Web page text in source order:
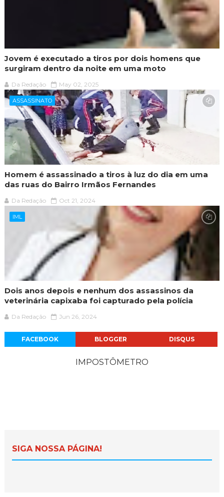
Jovem é executado a tiros por dois homens que
surgiram dentro da noite em uma moto
Da Redação May 02, 2025
ASSASSINATO
Homem é assassinado a tiros à luz do dia em uma
das ruas do Bairro Irmãos Fernandes
Da Redação Oct 21, 2024
IML
Dois anos depois e nenhum dos assassinos da
veterinária capixaba foi capturado pela polícia
Da Redação Jun 26, 2024
FACEBOOK BLOGGER DISQUS
IMPOSTÔMETRO
SIGA NOSSA PÁGINA!